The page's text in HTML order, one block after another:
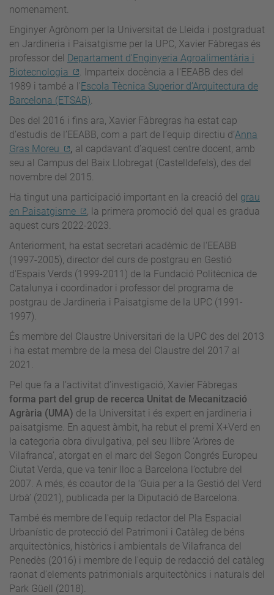
nomenament.
Enginyer Agrònom per la Universitat de Lleida i postgraduat
en Jardineria i Paisatgisme per la UPC, Xavier Fàbregas és
professor del Departament d'Enginyeria Agroalimentària i
Biotecnologia
. Imparteix docència a l'EEABB des del
1989 i també a l'Escola Tècnica Superior d’Arquitectura de
Barcelona (ETSAB).
Des del 2016 i fins ara, Xavier Fàbregras ha estat cap
d’estudis de l’EEABB, com a part de l’equip directiu d’Anna
Gras Moreu
, al capdavant d’aquest centre docent, amb
seu al Campus del Baix Llobregat (Castelldefels), des del
novembre del 2015.
Ha tingut una participació important en la creació del grau
en Paisatgisme
, la primera promoció del qual es gradua
aquest curs 2022-2023.
Anteriorment, ha estat secretari acadèmic de l'EEABB
(1997-2005), director del curs de postgrau en Gestió
d'Espais Verds (1999-2011) de la Fundació Politècnica de
Catalunya i coordinador i professor del programa de
postgrau de Jardineria i Paisatgisme de la UPC (1991-
1997).
És membre del Claustre Universitari de la UPC des del 2013
i ha estat membre de la mesa del Claustre del 2017 al
2021.
Pel que fa a l’activitat d’investigació, Xavier Fàbregas
forma part del grup de recerca Unitat de Mecanització
Agrària (UMA) de la Universitat i és expert en jardineria i
paisatgisme. En aquest àmbit, ha rebut el premi X+Verd en
la categoria obra divulgativa, pel seu llibre ‘Arbres de
Vilafranca’, atorgat en el marc del Segon Congrés Europeu
Ciutat Verda, que va tenir lloc a Barcelona l’octubre del
2007. A més, és coautor de la ‘Guia per a la Gestió del Verd
Urbà’ (2021), publicada per la Diputació de Barcelona.
També és membre de l'equip redactor del Pla Espacial
Urbanístic de protecció del Patrimoni i Catàleg de béns
arquitectònics, històrics i ambientals de Vilafranca del
Penedès (2016) i membre de l'equip de redacció del catàleg
raonat d'elements patrimonials arquitectònics i naturals del
Park Güell (2018).